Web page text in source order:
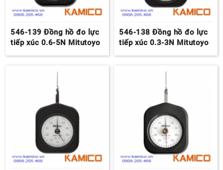
546-139 Đồng hồ đo lực
tiếp xúc 0.6-5N Mitutoyo
546-138 Đồng hồ đo lực
tiếp xúc 0.3-3N Mitutoyo